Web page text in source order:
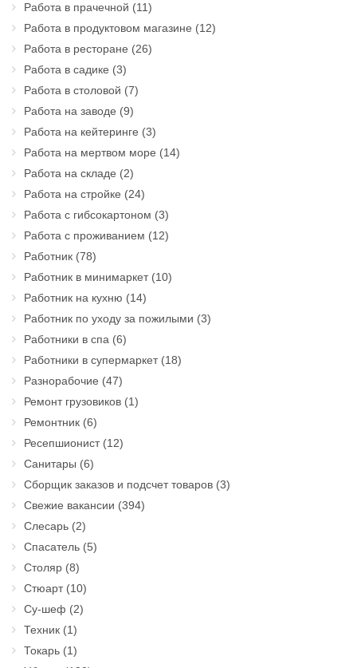
Работа в прачечной (11)
Работа в продуктовом магазине (12)
Работа в ресторане (26)
Работа в садике (3)
Работа в столовой (7)
Работа на заводе (9)
Работа на кейтеринге (3)
Работа на мертвом море (14)
Работа на складе (2)
Работа на стройке (24)
Работа с гибсокартоном (3)
Работа с проживанием (12)
Работник (78)
Работник в минимаркет(10)
Работник на кухню (14)
Работник по уходу за пожилыми (3)
Работники в спа (6)
Работники в супермаркет(18)
Разнорабочие (47)
Ремонт грузовиков (1)
Ремонтник (6)
Ресепшионист(12)
Санитары (6)
Сборщик заказов и подсчет товаров (3)
Свежие вакансии (394)
Слесарь (2)
Спасатель (5)
Столяр (8)
Стюарт(10)
Су-шеф (2)
Техник (1)
Токарь (1)